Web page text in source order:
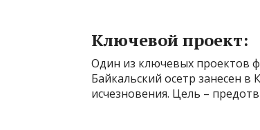
Ключевой проект:
Один из ключевых проектов
Байкальский осетр занесен
исчезновения. Цель –